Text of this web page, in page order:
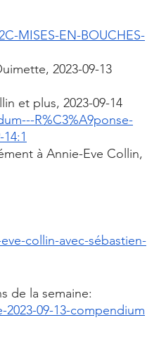
MISES-EN-BOUCHES-
2023-09-13
et plus, 2023-09-14
R%C3%A9ponse-
à Annie-Eve Collin,
collin-avec-sébastien-
de la semaine:
09-13-compendium